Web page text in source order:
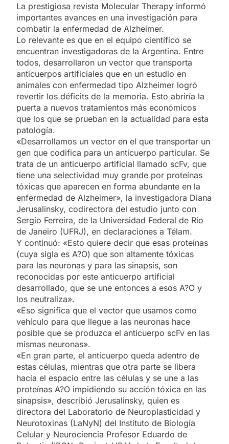
La prestigiosa revista Molecular Therapy informó
importantes avances en una investigación para
combatir la enfermedad de Alzheimer.
Lo relevante es que en el equipo científico se
encuentran investigadoras de la Argentina. Entre
todos, desarrollaron un vector que transporta
anticuerpos artificiales que en un estudio en
animales con enfermedad tipo Alzheimer logró
revertir los déficits de la memoria. Esto abriría la
puerta a nuevos tratamientos más económicos
que los que se prueban en la actualidad para esta
patología.
«Desarrollamos un vector en el que transportar un
gen que codifica para un anticuerpo particular. Se
trata de un anticuerpo artificial llamado scFv, que
tiene una selectividad muy grande por proteínas
tóxicas que aparecen en forma abundante en la
enfermedad de Alzheimer», la investigadora Diana
Jerusalinsky, codirectora del estudio junto con
Sergio Ferreira, de la Universidad Federal de Río
de Janeiro (UFRJ), en declaraciones a Télam.
Y continuó: «Esto quiere decir que esas proteínas
(cuya sigla es A?O) que son altamente tóxicas
para las neuronas y para las sinapsis, son
reconocidas por este anticuerpo artificial
desarrollado, que se une entonces a esos A?O y
los neutraliza».
«Eso significa que el vector que usamos como
vehículo para que llegue a las neuronas hace
posible que se produzca el anticuerpo scFv en las
mismas neuronas».
«En gran parte, el anticuerpo queda adentro de
estas células, mientras que otra parte se libera
hacia el espacio entre las células y se une a las
proteínas A?O impidiendo su acción tóxica en las
sinapsis», describió Jerusalinsky, quien es
directora del Laboratorio de Neuroplasticidad y
Neurotoxinas (LaNyN) del Instituto de Biología
Celular y Neurociencia Profesor Eduardo de